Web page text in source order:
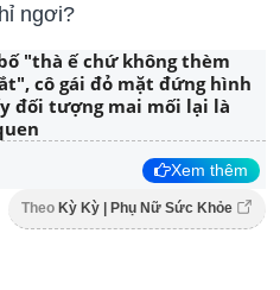
ngơi?
"thà ế chứ không thèm
cô gái đỏ mặt đứng hình
đối tượng mai mối lại là
Xem thêm
Theo Kỳ Kỳ | Phụ Nữ Sức Khỏe